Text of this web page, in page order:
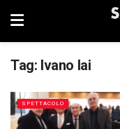
Tag: Ivano Iai
SPETTACOLO